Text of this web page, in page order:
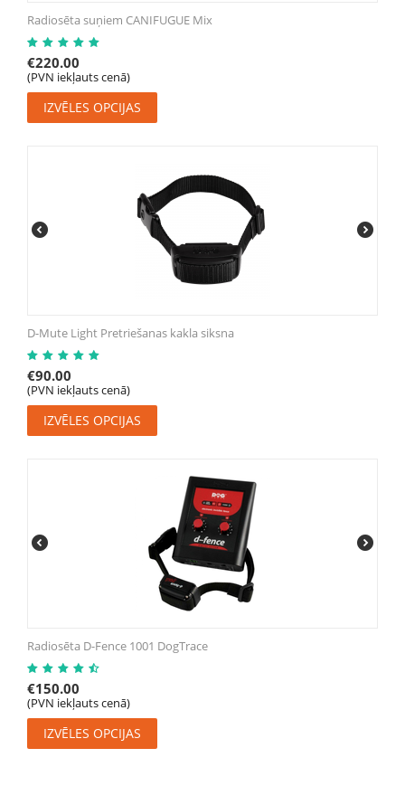
Radiosēta suņiem CANIFUGUE Mix
€220.00
(PVN iekļauts cenā)
IZVĒLES OPCIJAS
D-Mute Light Pretriešanas kakla siksna
€90.00
(PVN iekļauts cenā)
IZVĒLES OPCIJAS
Radiosēta D-Fence 1001 DogTrace
€150.00
(PVN iekļauts cenā)
IZVĒLES OPCIJAS